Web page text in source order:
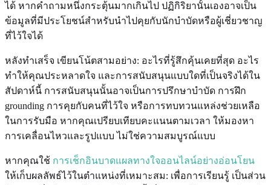
ได้ หากคำถามหนึ่งกระตุ้นมากเกินไป ปฏิกิริยานั้นเองอาจเป็น
ข้อมูลที่มีประโยชน์สำหรับนำไปคุยกับนักบำบัดหรือผู้เชี่ยวชาญ
ที่ไว้ใจได้
หลังทำเสร็จ เขียนโน้ตสามอย่าง: อะไรที่รู้สึกคุ้นเคยที่สุด อะไร
ทำให้คุณประหลาดใจ และการสนับสนุนแบบใดที่เป็นจริงได้ใน
สัปดาห์นี้ การสนับสนุนนั้นอาจเป็นการปรึกษาบำบัด การฝึก
grounding การคุยกับคนที่ไว้ใจ หรือการทบทวนแหล่งช่วยเหลือ
ในการรับมือ หากคุณเปรียบเทียบคะแนนตามเวลา ให้มองหา
การเคลื่อนไหวและรูปแบบ ไม่ใช่ความสมบูรณ์แบบ
หากคุณใช้ การเช็กอินบาดแผลทางใจออนไลน์อย่างอ่อนโยน
ให้เก็บผลลัพธ์ไว้ในตำแหน่งที่เหมาะสม: เพื่อการเรียนรู้ เป็นส่วน